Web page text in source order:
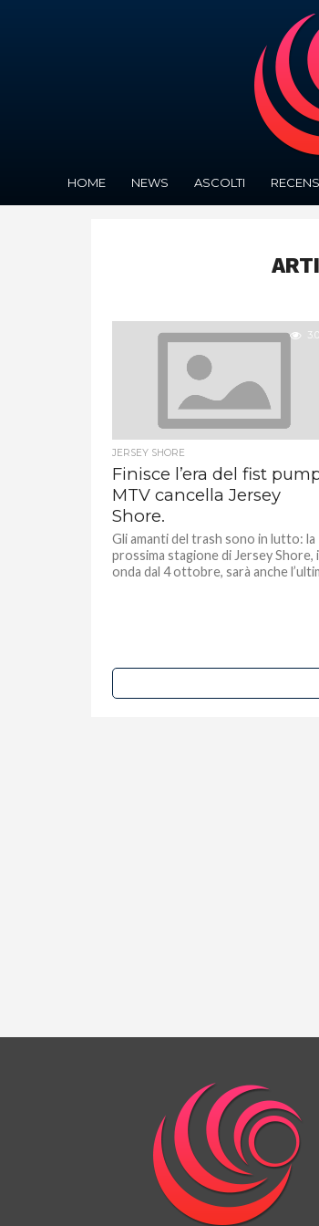
HOME NEWS ASCOLTI
JERSEY SHORE
Finisce l’era del fist
MTV cancella Jersey
Shore.
Gli amanti del trash sono in lutto: la
prossima stagione di Jersey Shore,
onda dal 4 ottobre, sarà anche